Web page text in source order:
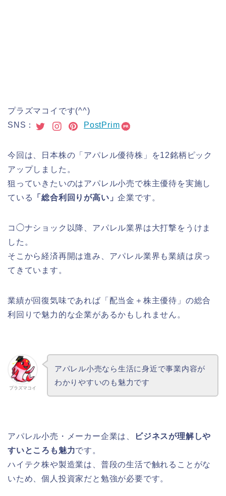
プラズマコイです(^^)
SNS：
PostPrim
今回は、日本株の「アパレル優待株」を12銘柄ピック
アップしました。
狙っていきたいのはアパレル小売で株主優待を実施し
ている
「総合利回りが高い」企業です。
コ◯ナショック以降、アパレル業界は大打撃をうけま
した。
そこから経済再開は進み、アパレル業界も業績は戻っ
てきています。
業績が回復気味であれば「配当金＋株主優待」の総合
利回りで魅力的な企業があるかもしれません。
プラズマコイ
アパレル小売なら生活に身近で事業内容が
わかりやすいのも魅力です
アパレル小売・メーカー企業は、
ビジネスが理解しや
すいところも魅力です。
ハイテク株や製造業は、普段の生活で触れることがな
いため、個人投資家だと勉強が必要です。